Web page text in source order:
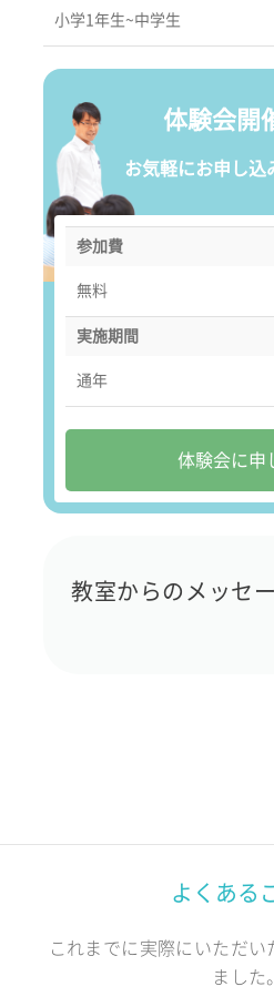
小学1年生~中学生
体験会開
お気軽にお申し込
参加費
無料
実施期間
通年
体験会に申
教室からのメッセ
よくある
これまでに実際にいただ
ました